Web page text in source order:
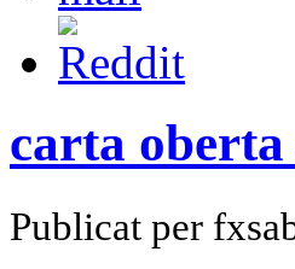
carta
Publicat per